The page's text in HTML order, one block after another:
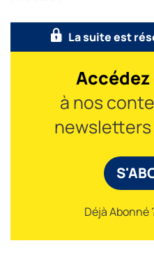
La suite est
à nos
Déjà Abonné